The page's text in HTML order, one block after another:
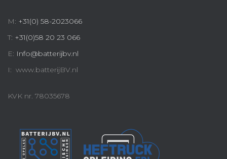
M: +31(0) 58-2023066
T: +31(0)58 20 23 066
E: Info@batterijbv.nl
I: www.batterijBV.nl
KVK nr. 78035678